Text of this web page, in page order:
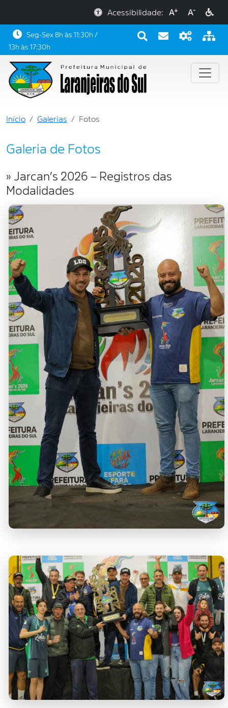
Acessibilidade: A+ A-
Seg-Sex 8h às 11:30h /
13h às 17:30h
Início Galerias Fotos
Galeria de Fotos
» Jarcan’s 2026 – Registros das
Modalidades